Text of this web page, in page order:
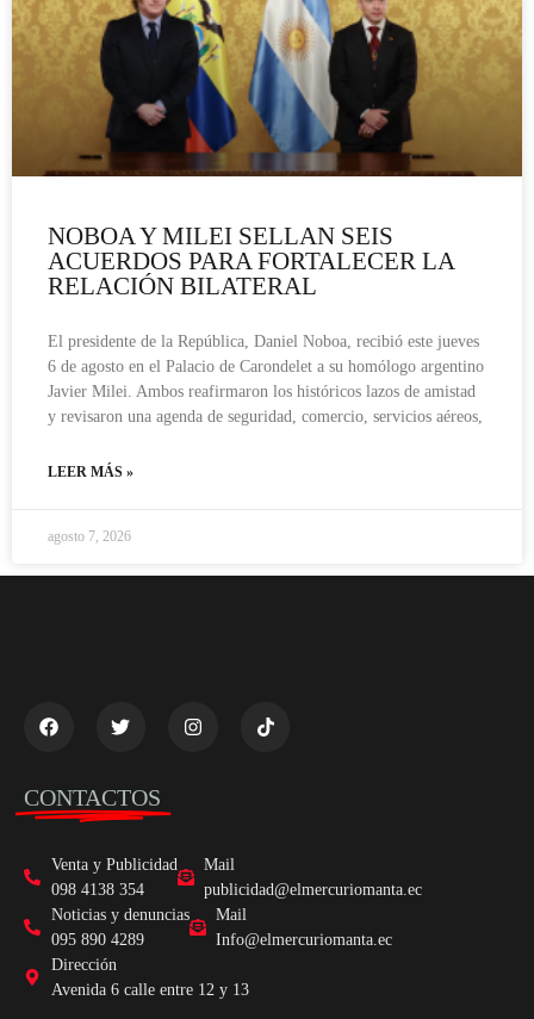
NOBOA Y MILEI SELLAN SEIS
ACUERDOS PARA FORTALECER LA
RELACIÓN BILATERAL
El presidente de la República, Daniel Noboa, recibió este jueves
6 de agosto en el Palacio de Carondelet a su homólogo argentino
Javier Milei. Ambos reafirmaron los históricos lazos de amistad
y revisaron una agenda de seguridad, comercio, servicios aéreos,
LEER MÁS »
agosto 7, 2026
CONTACTOS
Venta y Publicidad
098 4138 354
Mail
publicidad@elmercuriomanta.ec
Noticias y denuncias
095 890 4289
Mail
Info@elmercuriomanta.ec
Dirección
Avenida 6 calle entre 12 y 13